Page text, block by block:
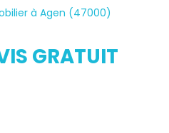
à Agen (47000)
GRATUIT